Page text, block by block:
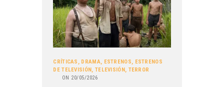
CRÍTICAS , DRAMA, ESTRENOS, ESTRENOS
DE TELEVISIÓN, TELEVISIÓN, TERROR
ON 20/05/2026